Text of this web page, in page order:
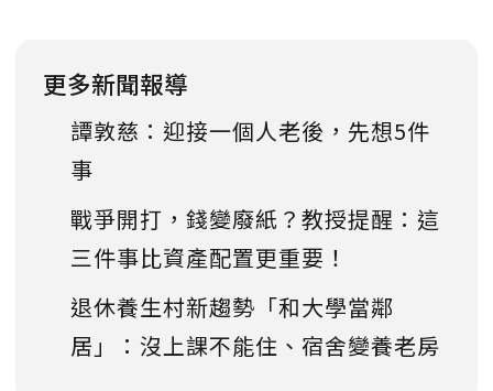
更多新聞報導
譚敦慈：迎接一個人老後，先想5件
事
戰爭開打，錢變廢紙？教授提醒：這
三件事比資產配置更重要！
退休養生村新趨勢「和大學當鄰
居」：沒上課不能住、宿舍變養老房